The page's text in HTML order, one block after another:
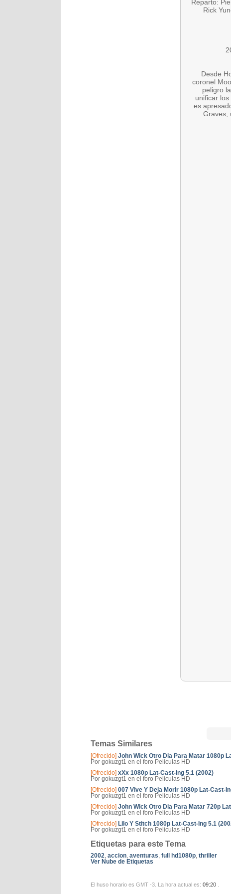
Reparto:
Rick
Desde
coronel
peligro
unificar
es
Graves,
Temas Similares
[Ofrecido] John Wick Otro Dia Para Matar 1080p
Por gokuzgt1 en el foro Películas HD
[Ofrecido] xXx 1080p Lat-Cast-Ing 5.1 (2002)
Por gokuzgt1 en el foro Películas HD
[Ofrecido] 007 Vive Y Deja Morir 1080p Lat-Cast-
Por gokuzgt1 en el foro Películas HD
[Ofrecido] John Wick Otro Dia Para Matar 720p
Por gokuzgt1 en el foro Películas HD
[Ofrecido] Lilo Y Stitch 1080p Lat-Cast-Ing 5.1
Por gokuzgt1 en el foro Películas HD
Etiquetas para este Tema
2002, accion, aventuras, full hd1080p, thriller
Ver Nube de Etiquetas
El huso horario es GMT -3. La hora actual es: 09:20